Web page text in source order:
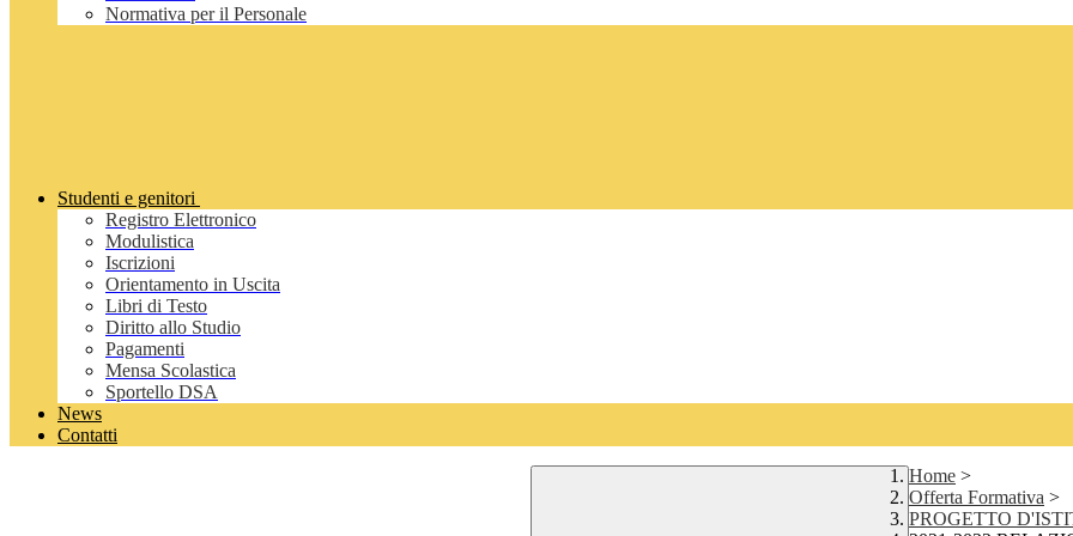
Normativa per il Personale
Studenti e genitori
Registro Elettronico
Modulistica
Iscrizioni
Orientamento in Uscita
Libri di Testo
Diritto allo Studio
Pagamenti
Mensa Scolastica
Sportello DSA
News
Contatti
Home >
Offerta Formativa >
PROGETTO